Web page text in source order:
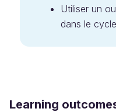
Utiliser un
dans le
Learning